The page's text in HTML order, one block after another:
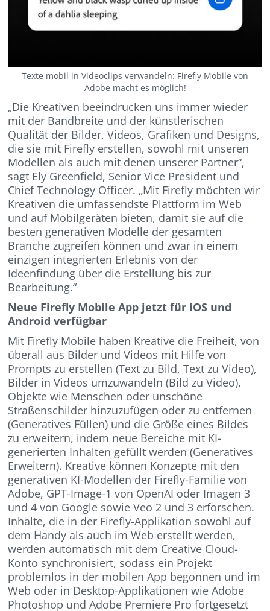
Texte mobil in Videoclips verwandeln: Firefly Mobile von
Adobe macht es möglich!
„Die Kreativen beeindrucken uns immer wieder
mit der Bandbreite und der künstlerischen
Qualität der Bilder, Videos, Grafiken und Designs,
die sie mit Firefly erstellen, sowohl mit unseren
Modellen als auch mit denen unserer Partner“,
sagt Ely Greenfield, Senior Vice President und
Chief Technology Officer. „Mit Firefly möchten wir
Kreativen die umfassendste Plattform im Web
und auf Mobilgeräten bieten, damit sie auf die
besten generativen Modelle der gesamten
Branche zugreifen können und zwar in einem
einzigen integrierten Erlebnis von der
Ideenfindung über die Erstellung bis zur
Bearbeitung.“
Neue Firefly Mobile App jetzt für iOS und
Android verfügbar
Mit Firefly Mobile haben Kreative die Freiheit, von
überall aus Bilder und Videos mit Hilfe von
Prompts zu erstellen (Text zu Bild, Text zu Video),
Bilder in Videos umzuwandeln (Bild zu Video),
Objekte wie Menschen oder unschöne
Straßenschilder hinzuzufügen oder zu entfernen
(Generatives Füllen) und die Größe eines Bildes
zu erweitern, indem neue Bereiche mit KI-
generierten Inhalten gefüllt werden (Generatives
Erweitern). Kreative können Konzepte mit den
generativen KI-Modellen der Firefly-Familie von
Adobe, GPT-Image-1 von OpenAI oder Imagen 3
und 4 von Google sowie Veo 2 und 3 erforschen.
Inhalte, die in der Firefly-Applikation sowohl auf
dem Handy als auch im Web erstellt werden,
werden automatisch mit dem Creative Cloud-
Konto synchronisiert, sodass ein Projekt
problemlos in der mobilen App begonnen und im
Web oder in Desktop-Applikationen wie Adobe
Photoshop und Adobe Premiere Pro fortgesetzt